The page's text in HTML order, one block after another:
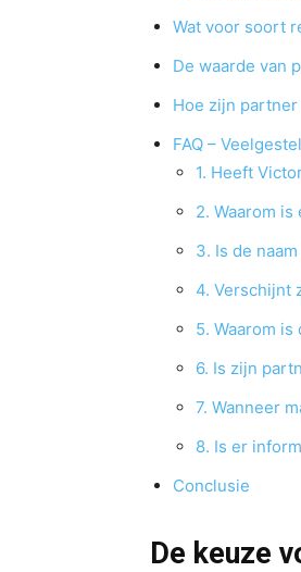
Wat voor soort
De waarde van
Hoe zijn
FAQ –
1. Heeft
2. Waarom
3. Is de
4. Verschijnt
5. Waarom
6. Is zijn
7. Wanneer
8. Is er
Conclusie
De keuze